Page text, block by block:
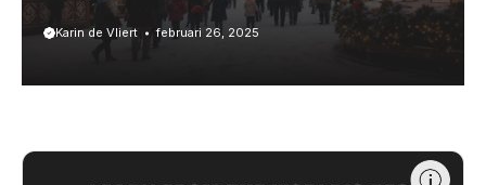
Karin de Vliert februari 26, 2025